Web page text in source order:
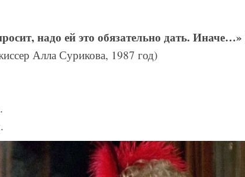
надо ей это обязательно дать. Иначе…»
Алла Сурикова, 1987 год)